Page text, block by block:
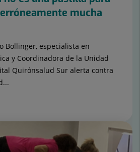
mucha
Bollinger, especialista en
y Coordinadora de la Unidad
Quirónsalud Sur alerta contra